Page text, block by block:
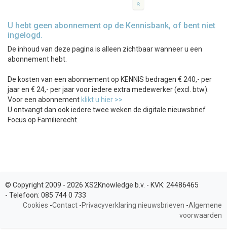
U hebt geen abonnement op de Kennisbank, of bent niet
ingelogd.
De inhoud van deze pagina is alleen zichtbaar wanneer u een
abonnement hebt.
De kosten van een abonnement op KENNIS bedragen € 240,- per
jaar en € 24,- per jaar voor iedere extra medewerker (excl. btw).
Voor een abonnement klikt u hier >>
U ontvangt dan ook iedere twee weken de digitale nieuwsbrief
Focus op Familierecht.
© Copyright 2009 - 2026 XS2Knowledge b.v. - KVK: 24486465
- Telefoon: 085 744 0 733
Cookies -Contact -Privacyverklaring nieuwsbrieven -Algemene
voorwaarden